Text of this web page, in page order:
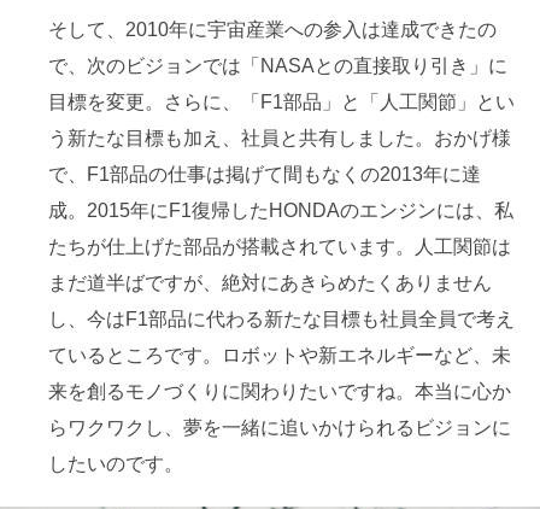
そして、2010年に宇宙産業への参入は達成できたの
で、次のビジョンでは「NASAとの直接取り引き」に
目標を変更。さらに、「F1部品」と「人工関節」とい
う新たな目標も加え、社員と共有しました。おかげ様
で、F1部品の仕事は掲げて間もなくの2013年に達
成。2015年にF1復帰したHONDAのエンジンには、私
たちが仕上げた部品が搭載されています。人工関節は
まだ道半ばですが、絶対にあきらめたくありません
し、今はF1部品に代わる新たな目標も社員全員で考え
ているところです。ロボットや新エネルギーなど、未
来を創るモノづくりに関わりたいですね。本当に心か
らワクワクし、夢を一緒に追いかけられるビジョンに
したいのです。